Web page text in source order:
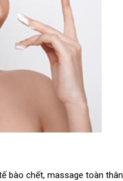
bào chết, massage toàn